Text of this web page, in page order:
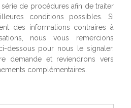
de procédures afin de traiter
conditions possibles. Si
des informations contraires à
nous vous remercions
dessous pour nous le signaler.
demande et reviendrons vers
complémentaires.